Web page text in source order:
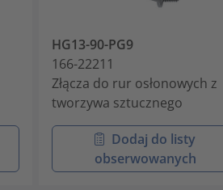
HG13-90-PG9
166-22211
Złącza do rur osłonowych z
tworzywa sztucznego
Dodaj do listy
obserwowanych